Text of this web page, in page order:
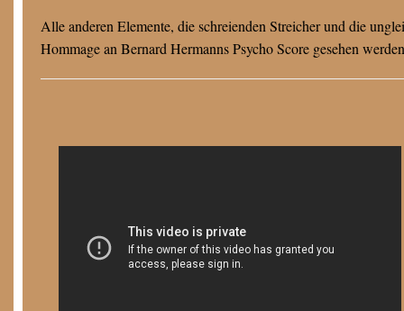
Alle anderen Elemente, die schreienden Streicher und die
Hommage an Bernard Hermanns Psycho Score gesehen